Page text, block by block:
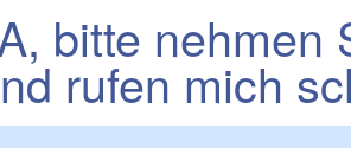
bitte nehmen
rufen mich